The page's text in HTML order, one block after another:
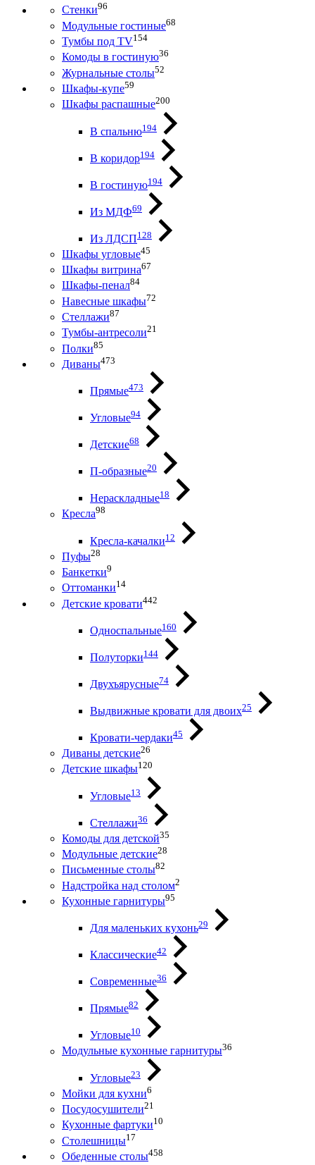
Стенки96
Модульные гостиные68
Тумбы под ТV154
Комоды в гостиную36
Журнальные столы52
Шкафы-купе59
Шкафы распашные200
В спальню194
В коридор194
В гостиную194
Из МДФ69
Из ЛДСП128
Шкафы угловые45
Шкафы витрина67
Шкафы-пенал84
Навесные шкафы72
Стеллажи87
Тумбы-антресоли21
Полки85
Диваны473
Прямые473
Угловые94
Детские68
П-образные20
Нераскладные18
Кресла98
Кресла-качалки12
Пуфы28
Банкетки9
Оттоманки14
Детские кровати442
Односпальные160
Полуторки144
Двухъярусные74
Выдвижные кровати для двоих25
Кровати-чердаки45
Диваны детские26
Детские шкафы120
Угловые13
Стеллажи36
Комоды для детской35
Модульные детские28
Письменные столы82
Надстройка над столом2
Кухонные гарнитуры95
Для маленьких кухонь29
Классические42
Современные36
Прямые82
Угловые10
Модульные кухонные гарнитуры36
Угловые23
Мойки для кухни6
Посудосушители21
Кухонные фартуки10
Столешницы17
Обеденные столы458